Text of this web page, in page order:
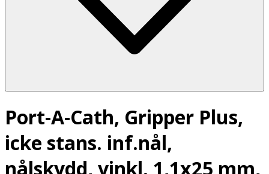
Port-A-Cath, Gripper Plus,
icke stans. inf.nål,
nålskydd, vinkl. 1,1x25 mm,